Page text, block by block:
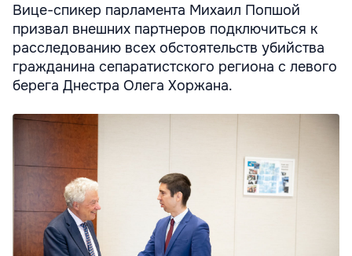
Вице-спикер парламента Михаил Попшой
призвал внешних партнеров подключиться к
расследованию всех обстоятельств убийства
гражданина сепаратистского региона с левого
берега Днестра Олега Хоржана.